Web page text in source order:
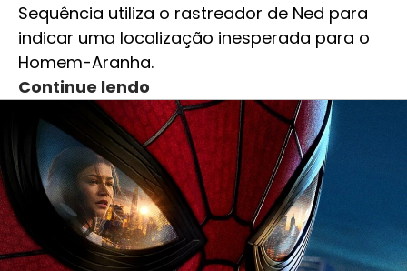
Sequência utiliza o rastreador de Ned para
indicar uma localização inesperada para o
Homem-Aranha.
Continue lendo